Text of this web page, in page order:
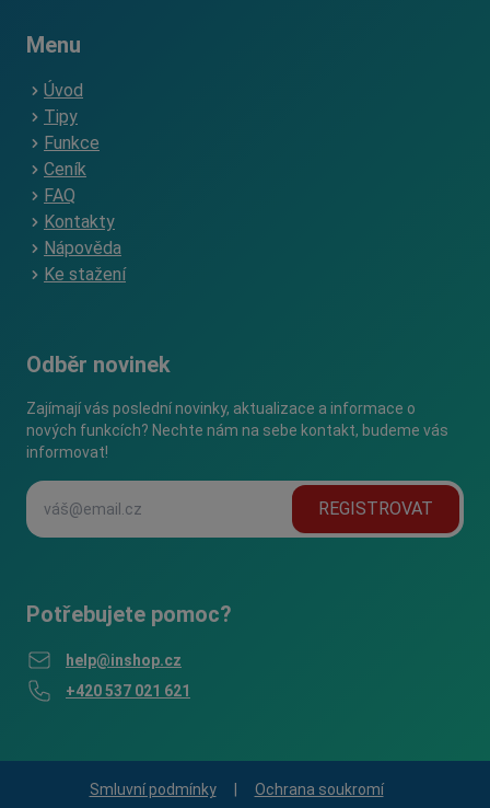
Menu
Úvod
Tipy
Funkce
Ceník
FAQ
Kontakty
Nápověda
Ke stažení
Odběr novinek
Zajímají vás poslední novinky, aktualizace a informace o
nových funkcích? Nechte nám na sebe kontakt, budeme vás
informovat!
REGISTROVAT
Potřebujete pomoc?
help@inshop.cz
+420 537 021 621
Smluvní podmínky
Ochrana soukromí